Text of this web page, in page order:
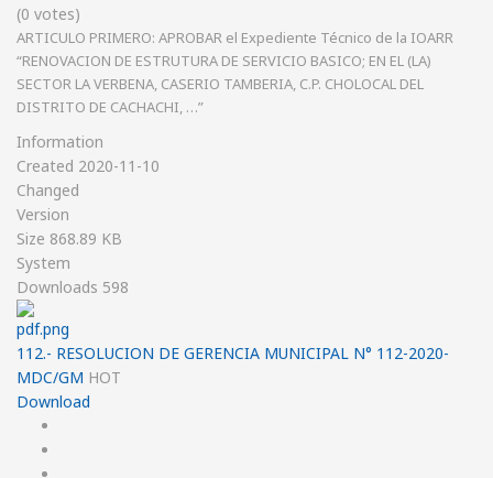
(0 votes)
ARTICULO PRIMERO: APROBAR el Expediente Técnico de la IOARR
“RENOVACION DE ESTRUTURA DE SERVICIO BASICO; EN EL (LA)
SECTOR LA VERBENA, CASERIO TAMBERIA, C.P. CHOLOCAL DEL
DISTRITO DE CACHACHI, …”
Information
Created 2020-11-10
Changed
Version
Size 868.89 KB
System
Downloads 598
112.- RESOLUCION DE GERENCIA MUNICIPAL N° 112-2020-
MDC/GM HOT
Download